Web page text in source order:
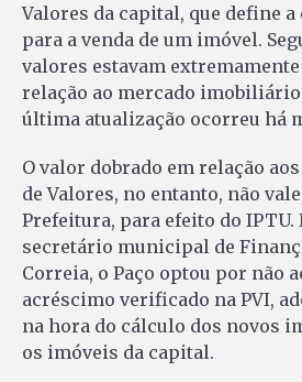
Valores da capital, que define
para a venda de um imóvel.
valores estavam
relação ao mercado
última atualização ocorreu há
O valor dobrado em relação
de Valores, no entanto, não
Prefeitura, para efeito do IPTU.
secretário municipal de
Correia, o Paço optou por não
acréscimo verificado na PVI,
na hora do cálculo dos novos
os imóveis da capital.